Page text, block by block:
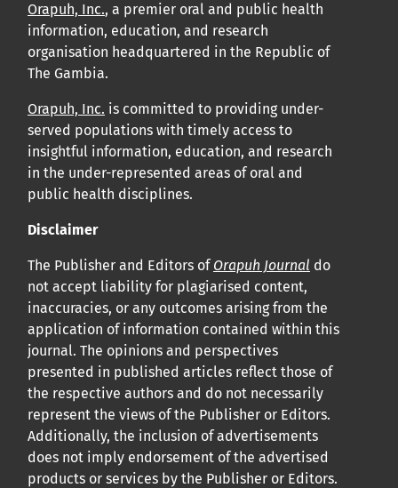
Orapuh, Inc., a premier oral and public health
information, education, and research
organisation headquartered in the Republic of
The Gambia.
Orapuh, Inc. is committed to providing under-
served populations with timely access to
insightful information, education, and research
in the under-represented areas of oral and
public health disciplines.
Disclaimer
The Publisher and Editors ofOrapuh Journal do
not accept liability for plagiarised content,
inaccuracies, or any outcomes arising from the
application of information contained within this
journal. The opinions and perspectives
presented in published articles reflect those of
the respective authors and do not necessarily
represent the views of the Publisher or Editors.
Additionally, the inclusion of advertisements
does not imply endorsement of the advertised
products or services by the Publisher or Editors.